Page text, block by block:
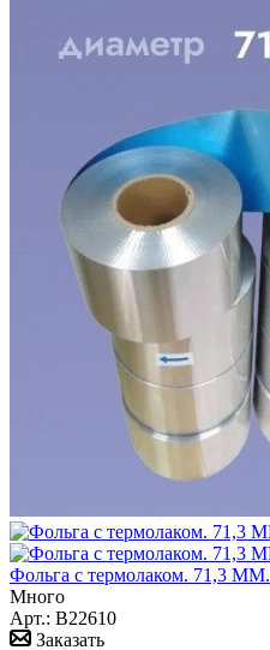
Фольга с термолаком. 71,3 ММ.
Много
Арт.: B22610
Заказать